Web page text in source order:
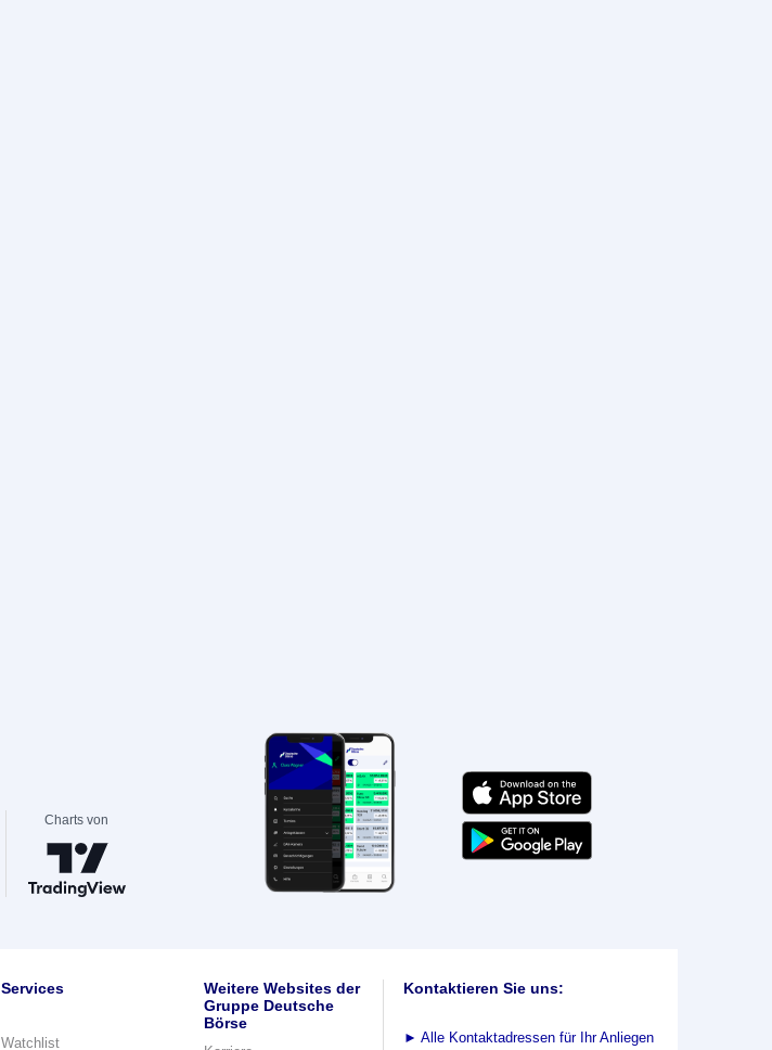
Charts von
Services
Watchlist
Weitere Websites der
Gruppe Deutsche
Börse
Kontaktieren Sie uns:
► Alle Kontaktadressen für Ihr Anliegen